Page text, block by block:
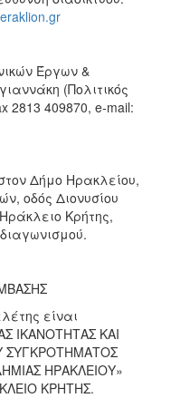
Έργων &
(Πολιτικός
2813 409870, e-mail:
Δήμο Ηρακλείου,
οδός Διονυσίου
Κρήτης,
είναι
ΙΚΑΝΟΤΗΤΑΣ ΚΑΙ
ΣΥΓΚΡΟΤΗΜΑΤΟΣ
ΗΡΑΚΛΕΙΟΥ»
ΚΡΗΤΗΣ.